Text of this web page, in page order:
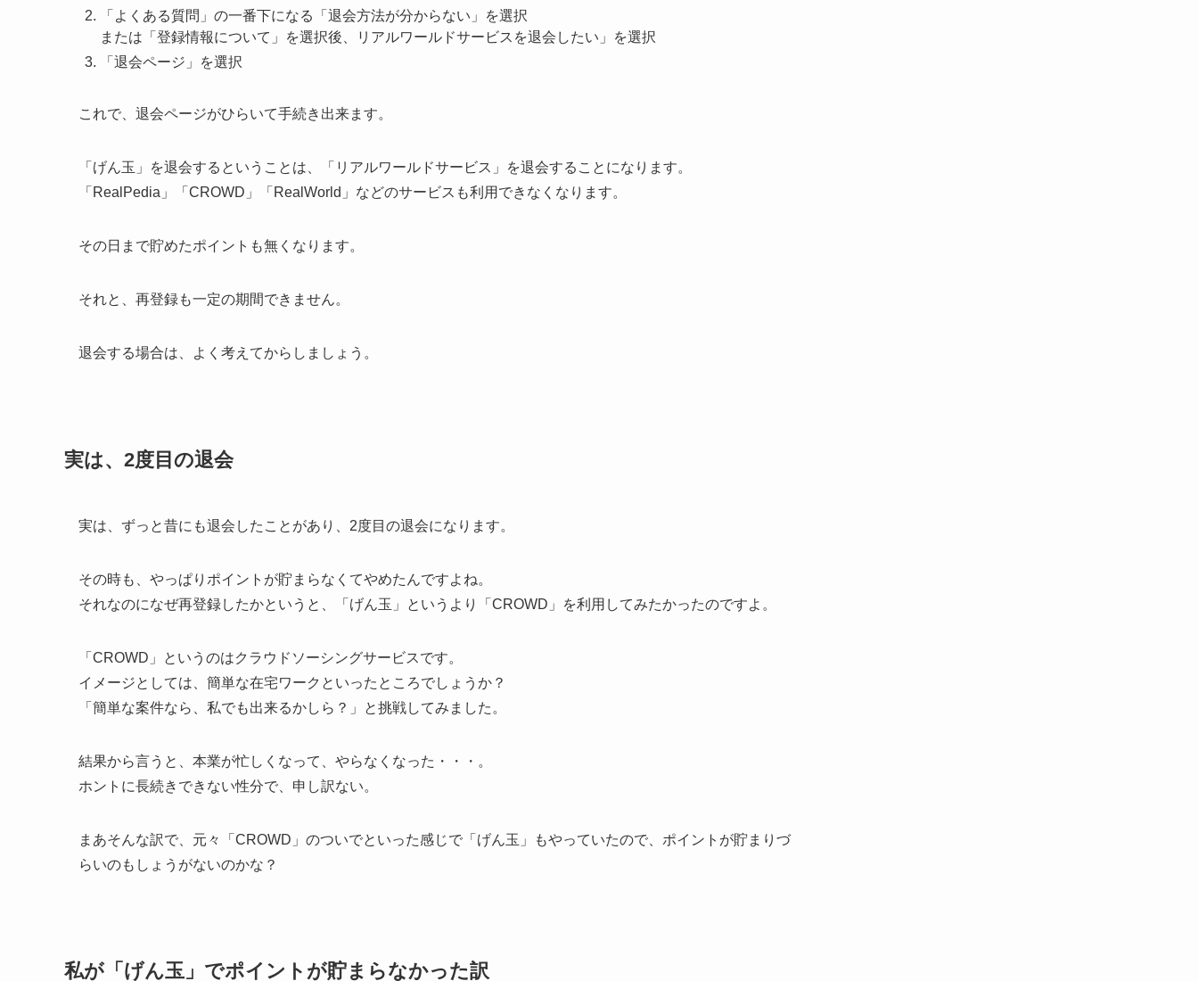
「よくある質問」の一番下になる「退会方法が分からない」を選択
または「登録情報について」を選択後、リアルワールドサービスを退会したい」を選択
「退会ページ」を選択
これで、退会ページがひらいて手続き出来ます。
「げん玉」を退会するということは、「リアルワールドサービス」を退会することになります。
「RealPedia」「CROWD」「RealWorld」などのサービスも利用できなくなります。
その日まで貯めたポイントも無くなります。
それと、再登録も一定の期間できません。
退会する場合は、よく考えてからしましょう。
実は、2度目の退会
実は、ずっと昔にも退会したことがあり、2度目の退会になります。
その時も、やっぱりポイントが貯まらなくてやめたんですよね。
それなのになぜ再登録したかというと、「げん玉」というより「CROWD」を利用してみたかったのですよ。
「CROWD」というのはクラウドソーシングサービスです。
イメージとしては、簡単な在宅ワークといったところでしょうか？
「簡単な案件なら、私でも出来るかしら？」と挑戦してみました。
結果から言うと、本業が忙しくなって、やらなくなった・・・。
ホントに長続きできない性分で、申し訳ない。
まあそんな訳で、元々「CROWD」のついでといった感じで「げん玉」もやっていたので、ポイントが貯まりづ
らいのもしょうがないのかな？
私が「げん玉」でポイントが貯まらなかった訳